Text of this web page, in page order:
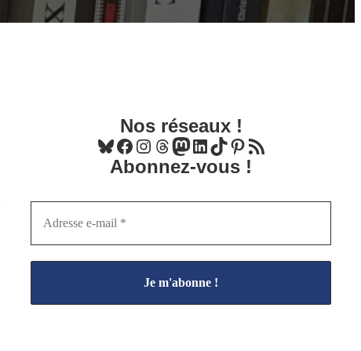
Nos réseaux !
Bluesky Facebook Instagram Threads Mastodon LinkedIn TikTok Pinterest
Flux RSS
Abonnez-vous !